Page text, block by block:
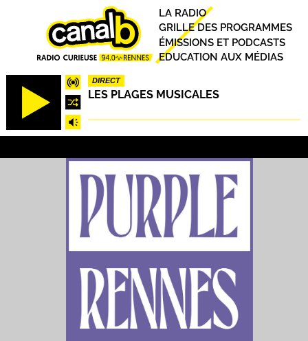
DIRECT
LES PLAGES MUSICALES
Principal
LA RADIO
GRILLE DES PROGRAMMES
ÉMISSIONS ET PODCASTS
EDUCATION AUX MÉDIAS